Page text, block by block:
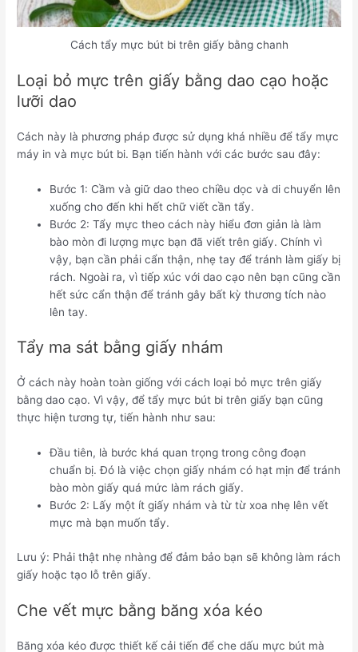
Cách tẩy mực bút bi trên giấy bằng chanh
Loại bỏ mực trên giấy bằng dao cạo hoặc
lưỡi dao
Cách này là phương pháp được sử dụng khá nhiều để tẩy mực
máy in và mực bút bi. Bạn tiến hành với các bước sau đây:
Bước 1: Cầm và giữ dao theo chiều dọc và di chuyển lên
xuống cho đến khi hết chữ viết cần tẩy.
Bước 2: Tẩy mực theo cách này hiểu đơn giản là làm
bào mòn đi lượng mực bạn đã viết trên giấy. Chính vì
vậy, bạn cần phải cẩn thận, nhẹ tay để tránh làm giấy bị
rách. Ngoài ra, vì tiếp xúc với dao cạo nên bạn cũng cần
hết sức cẩn thận để tránh gây bất kỳ thương tích nào
lên tay.
Tẩy ma sát bằng giấy nhám
Ở cách này hoàn toàn giống với cách loại bỏ mực trên giấy
bằng dao cạo. Vì vậy, để tẩy mực bút bi trên giấy bạn cũng
thực hiện tương tự, tiến hành như sau:
Đầu tiên, là bước khá quan trọng trong công đoạn
chuẩn bị. Đó là việc chọn giấy nhám có hạt mịn để tránh
bào mòn giấy quá mức làm rách giấy.
Bước 2: Lấy một ít giấy nhám và từ từ xoa nhẹ lên vết
mực mà bạn muốn tẩy.
Lưu ý: Phải thật nhẹ nhàng để đảm bảo bạn sẽ không làm rách
giấy hoặc tạo lỗ trên giấy.
Che vết mực bằng băng xóa kéo
Băng xóa kéo được thiết kế cải tiến để che dấu mực bút mà